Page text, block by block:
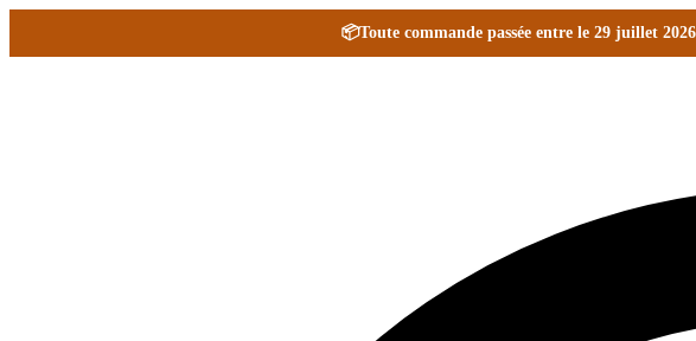
📦Toute commande passée entre le 29 juillet